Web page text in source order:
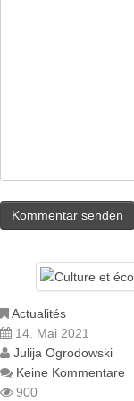
Actualités
14. Mai 2021
Julija Ogrodowski
Keine Kommentare
900